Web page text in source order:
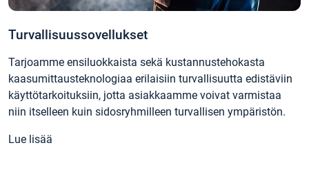
Turvallisuussovellukset
Tarjoamme ensiluokkaista sekä kustannustehokasta
kaasumittausteknologiaa erilaisiin turvallisuutta edistäviin
käyttötarkoituksiin, jotta asiakkaamme voivat varmistaa
niin itselleen kuin sidosryhmilleen turvallisen ympäristön.
Lue lisää